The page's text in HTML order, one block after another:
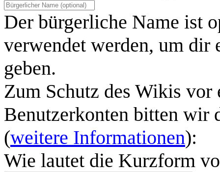
Der bürgerliche Name ist
verwendet werden, um dir
geben.
Zum Schutz des Wikis
Benutzerkonten bitten wir
(weitere Informationen):
Wie lautet die Kurzform